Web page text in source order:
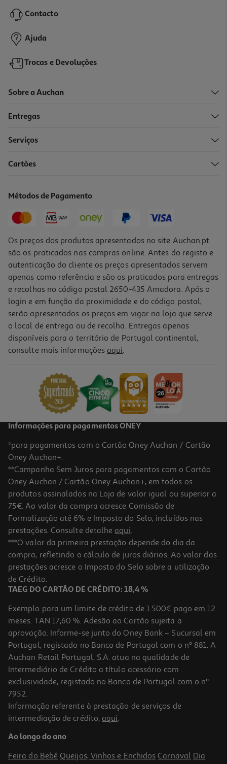
24,90 € PVP de editor
22,41 €
-10%
22,95 € PVP de editor
-10%
Livro Rios De Londres De Ben Aaronvitch
PVP de editor
16,97 €
-10%
Livro O Reino De Espinhos De Sasha Peyton Smith
18.81 €/un
20,90 € PVP de editor
18,81 €
-10%
Livro Os Órfãos De Rainshadow De Naomi Ishiguro
21.56 €/un
PVP de editor
21,56 €
Contacto
Ajuda
Trocas e Devoluções
Sobre a Auchan
Entregas
Serviços
Cartões
Métodos de Pagamento
Os preços dos produtos apresentados no site Auchan.pt
são os praticados nas compras online. Antes do registo e
autenticação do cliente os preços apresentados servem
apenas como referência e são os praticados para entregas
e recolhas no código postal 2650-435 Amadora. Após o
login e em função da proximidade e do código postal,
serão apresentados os preços em vigor na loja que serve
o local de entrega ou de recolha. Entregas apenas
disponíveis para o território de Portugal continental,
consulte mais informações aqui.
Informações para pagamentos ONEY
*para pagamentos com o Cartão Oney Auchan / Cartão
Oney Auchan+.
**Campanha Sem Juros para pagamentos com o Cartão
Oney Auchan / Cartão Oney Auchan+, em todos os
produtos assinalados na Loja de valor igual ou superior a
75€. Ao valor da compra acresce Comissão de
Formalização até 6% e Imposto do Selo, incluídos nas
prestações. Consulte detalhe aqui.
***O valor da primeira prestação depende do dia da
compra, refletindo o cálculo de juros diários. Ao valor das
prestações acresce o Imposto do Selo sobre a utilização
de Crédito.
TAEG DO CARTÃO DE CRÉDITO: 18,4 %
Exemplo para um limite de crédito de 1.500€ pago em 12
meses. TAN 17,60 %. Adesão ao Cartão sujeita a
aprovação. Informe-se junto do Oney Bank – Sucursal em
Portugal, registado no Banco de Portugal com o nº 881. A
Auchan Retail Portugal, S.A. atua na qualidade de
Intermediário de Crédito a título acessório com
exclusividade, registado no Banco de Portugal com o nº
7952.
Informação referente à prestação de serviços de
intermediação de crédito, aqui.
Ao longo do ano
Feira do Bebé Queijos, Vinhos e Enchidos Carnaval Dia